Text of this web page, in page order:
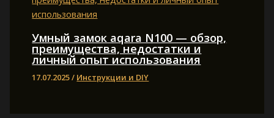
Умный замок aqara N100 — обзор,
преимущества, недостатки и
личный опыт использования
17.07.2025/ Инструкции и DIY